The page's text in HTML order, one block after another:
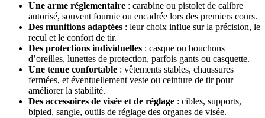
Une arme réglementaire : carabine ou pistolet de calibre
autorisé, souvent fournie ou encadrée lors des premiers cours.
Des munitions adaptées : leur choix influe sur la précision, le
recul et le confort de tir.
Des protections individuelles : casque ou bouchons
d’oreilles, lunettes de protection, parfois gants ou casquette.
Une tenue confortable : vêtements stables, chaussures
fermées, et éventuellement veste ou ceinture de tir pour
améliorer la stabilité.
Des accessoires de visée et de réglage : cibles, supports,
bipied, sangle, outils de réglage des organes de visée.